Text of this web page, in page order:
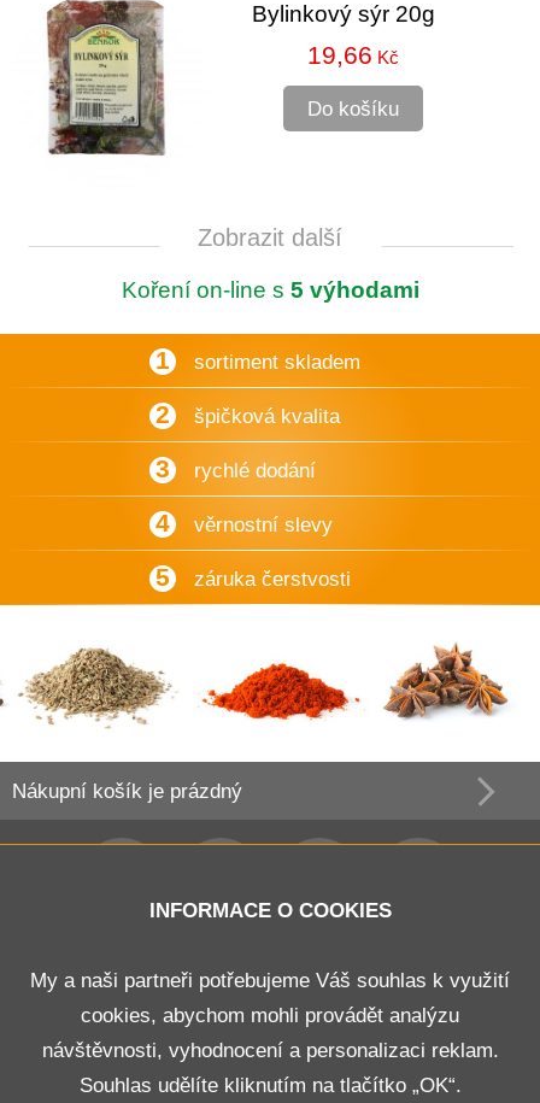
Bylinkový sýr 20g
19,66 Kč
Do košíku
Zobrazit další
Koření on-line s 5 výhodami
1 sortiment skladem
2 špičková kvalita
3 rychlé dodání
4 věrnostní slevy
5 záruka čerstvosti
Nákupní košík je prázdný
Obchodní podmínky
Doprava a platba
Odstoupení od smlouvy
INFORMACE O COOKIES
My a naši partneři potřebujeme Váš souhlas k využití
cookies, abychom mohli provádět analýzu
návštěvnosti, vyhodnocení a personalizaci reklam.
Souhlas udělíte kliknutím na tlačítko „OK“.